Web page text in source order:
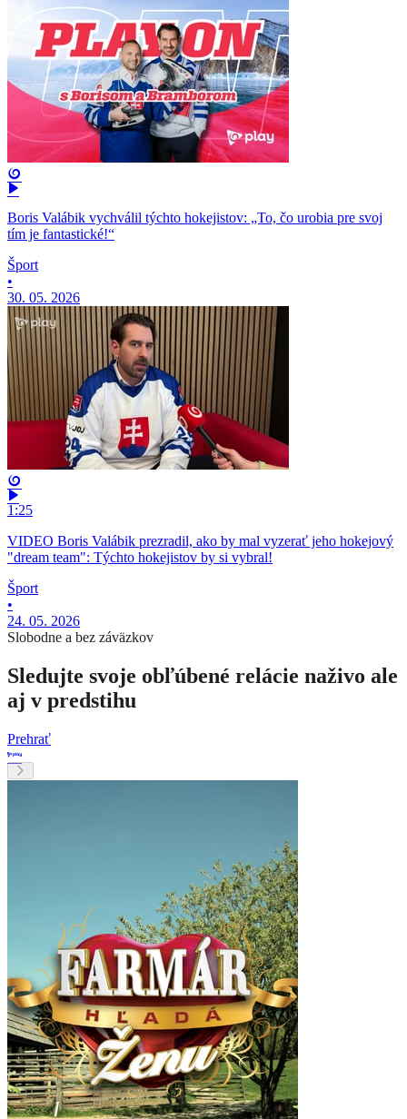
Boris Valábik vychválil týchto hokejistov: „To, čo urobia pre svoj
tím je fantastické!“
Šport
•
30. 05. 2026
1:25
VIDEO Boris Valábik prezradil, ako by mal vyzerať jeho hokejový
"dream team": Týchto hokejistov by si vybral!
Šport
•
24. 05. 2026
Slobodne a bez záväzkov
Sledujte svoje obľúbené relácie naživo ale
aj v predstihu
Prehrať